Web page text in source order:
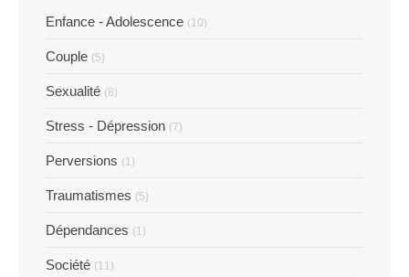
Enfance - Adolescence (10)
Couple (5)
Sexualité (8)
Stress - Dépression (7)
Perversions (1)
Traumatismes (5)
Dépendances (1)
Société (11)